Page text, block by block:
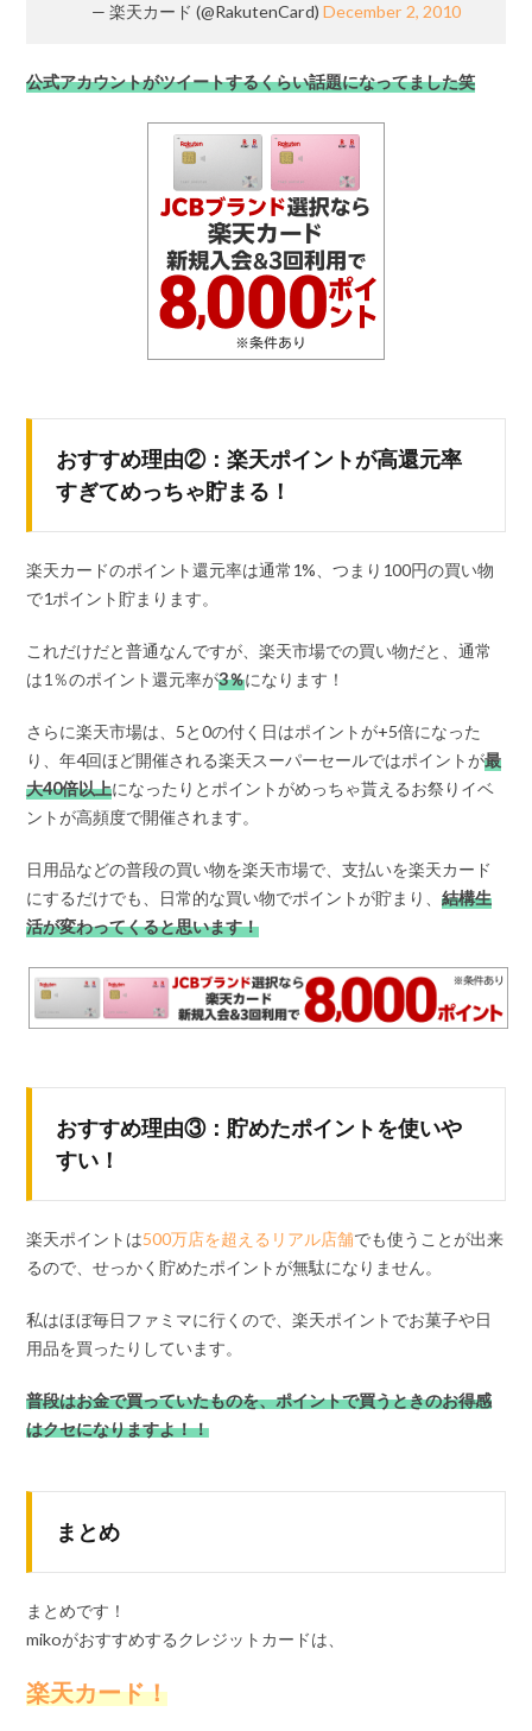
— 楽天カード (@RakutenCard)December 2, 2010
公式アカウントがツイートするくらい話題になってました笑
おすすめ理由②：楽天ポイントが高還元率
すぎてめっちゃ貯まる！
楽天カードのポイント還元率は通常1%、つまり100円の買い物
で1ポイント貯まります。
これだけだと普通なんですが、楽天市場での買い物だと、通常
は1％のポイント還元率が3％になります！
さらに楽天市場は、5と0の付く日はポイントが+5倍になった
り、年4回ほど開催される楽天スーパーセールではポイントが最
大40倍以上になったりとポイントがめっちゃ貰えるお祭りイベ
ントが高頻度で開催されます。
日用品などの普段の買い物を楽天市場で、支払いを楽天カード
にするだけでも、日常的な買い物でポイントが貯まり、結構生
活が変わってくると思います！
おすすめ理由③：貯めたポイントを使いや
すい！
楽天ポイントは500万店を超えるリアル店舗でも使うことが出来
るので、せっかく貯めたポイントが無駄になりません。
私はほぼ毎日ファミマに行くので、楽天ポイントでお菓子や日
用品を買ったりしています。
普段はお金で買っていたものを、ポイントで買うときのお得感
はクセになりますよ！！
まとめ
まとめです！
mikoがおすすめするクレジットカードは、
楽天カード！